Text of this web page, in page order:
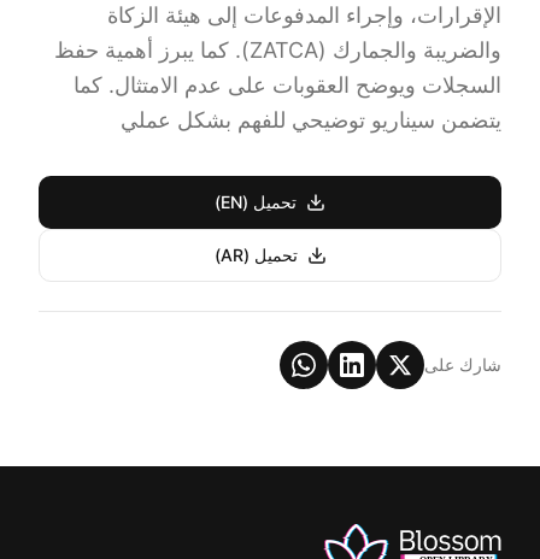
الإقرارات، وإجراء المدفوعات إلى هيئة الزكاة
والضريبة والجمارك (ZATCA). كما يبرز أهمية حفظ
السجلات ويوضح العقوبات على عدم الامتثال. كما
يتضمن سيناريو توضيحي للفهم بشكل عملي
تحميل (EN)
تحميل (AR)
شارك على